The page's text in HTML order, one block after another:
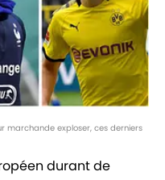
marchande exploser, ces derniers
durant de